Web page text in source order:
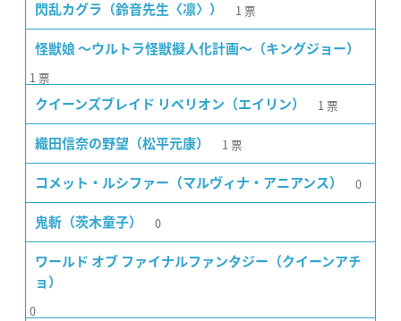
閃乱カグラ（鈴音先生〈凛〉） 1 票
怪獣娘 〜ウルトラ怪獣擬人化計画〜（キングジョー）
1 票
クイーンズブレイド リベリオン（エイリン） 1 票
織田信奈の野望（松平元康） 1 票
コメット・ルシファー（マルヴィナ・アニアンス） 0
鬼斬（茨木童子） 0
ワールド オブ ファイナルファンタジー（クイーンアチ
ョ）
0